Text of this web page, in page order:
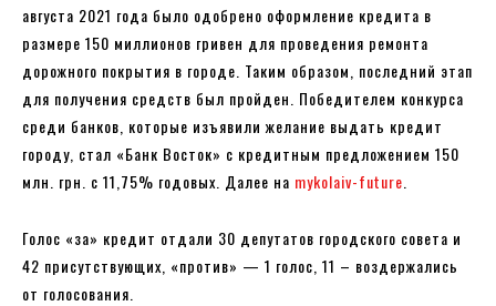
августа 2021 года было одобрено оформление кредита в
размере 150 миллионов гривен для проведения ремонта
дорожного покрытия в городе. Таким образом, последний этап
для получения средств был пройден. Победителем конкурса
среди банков, которые изъявили желание выдать кредит
городу, стал «Банк Восток» с кредитным предложением 150
млн. грн. с 11,75% годовых. Далее на mykolaiv-future
Голос «за» кредит отдали 30 депутатов городского совета и
42 присутствующих, «против» — 1 голос, 11 – воздержались
от голосования.